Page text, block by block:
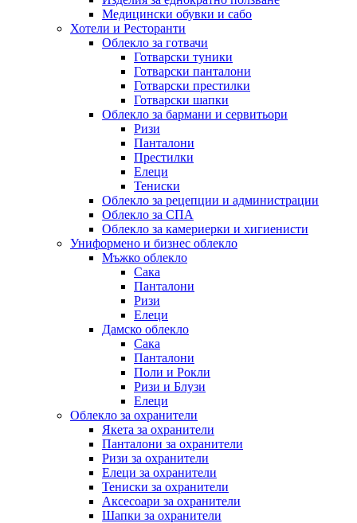
Медицински обувки и сабо
Хотели и Ресторанти
Облекло за готвачи
Готварски туники
Готварски панталони
Готварски престилки
Готварски шапки
Облекло за бармани и сервитьори
Ризи
Панталони
Престилки
Елеци
Тениски
Облекло за рецепции и администрации
Облекло за СПА
Облекло за камериерки и хигиенисти
Униформено и бизнес облекло
Мъжко облекло
Сака
Панталони
Ризи
Елеци
Дамско облекло
Сака
Панталони
Поли и Рокли
Ризи и Блузи
Елеци
Облекло за охранители
Якета за охранители
Панталони за охранители
Ризи за охранители
Елеци за охранители
Тениски за охранители
Аксесоари за охранители
Шапки за охранители